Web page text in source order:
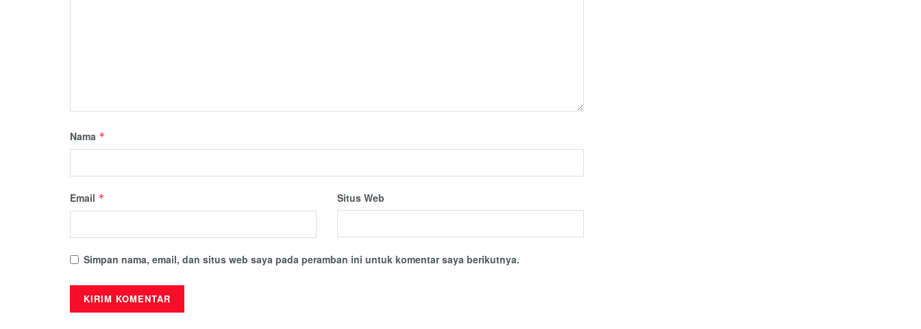
Nama *
Email * Situs Web
Simpan nama, email, dan situs web saya pada peramban ini untuk komentar saya berikutnya.